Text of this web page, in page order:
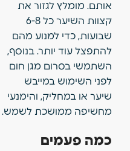
אותם. מומלץ לגזור את
קצוות השיער כל 6-8
שבועות, כדי למנוע מהם
להתפצל עוד יותר. בנוסף,
השתמשי בסרום מגן חום
לפני השימוש במייבש
שיער או במחליק, והימנעי
מחשיפה ממושכת לשמש.
כמה פעמים